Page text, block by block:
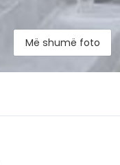
Më shumë foto